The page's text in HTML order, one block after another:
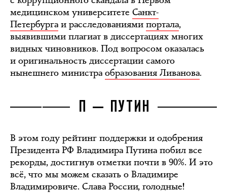
медицинском университете Санкт-
Петербурга и расследованиями портала,
выявившими плагиат в диссертациях многих
видных чиновников. Под вопросом оказалась
и оригинальность диссертации самого
нынешнего министра образования Ливанова.
П — ПУТИН
В этом году рейтинг поддержки и одобрения
Президента РФ Владимира Путина побил все
рекорды, достигнув отметки почти в 90%. И это
всё, что мы можем сказать о Владимире
Владимировиче. Слава России, голодные!